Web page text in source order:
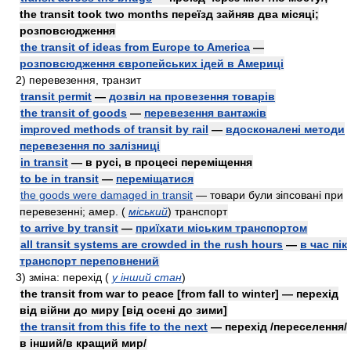
the transit took two months переїзд зайняв два місяці;
розповсюдження
the transit of ideas from Europe to America —
розповсюдження європейських ідей в Америці
2) перевезення, транзит
transit permit — дозвіл на провезення товарів
the transit of goods — перевезення вантажів
improved methods of transit by rail — вдосконалені методи
перевезення по залізниці
in transit — в русі, в процесі переміщення
to be in transit — переміщатися
the goods were damaged in transit — товари були зіпсовані при
перевезенні; aмep. ( міський) транспорт
to arrive by transit — приїхати міським транспортом
all transit systems are crowded in the rush hours — в час пік
транспорт переповнений
3) зміна: перехід ( у інший стан)
the transit from war to peace [from fall to winter] — перехід
від війни до миру [від осені до зими]
the transit from this fife to the next — перехід /переселення/
в інший/в кращий мир/